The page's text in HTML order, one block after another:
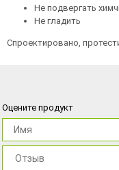
Не подвергать
Не гладить
Спроектировано,
Оцените продукт